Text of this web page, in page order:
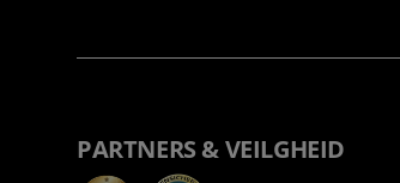
PARTNERS & VEILGHEID